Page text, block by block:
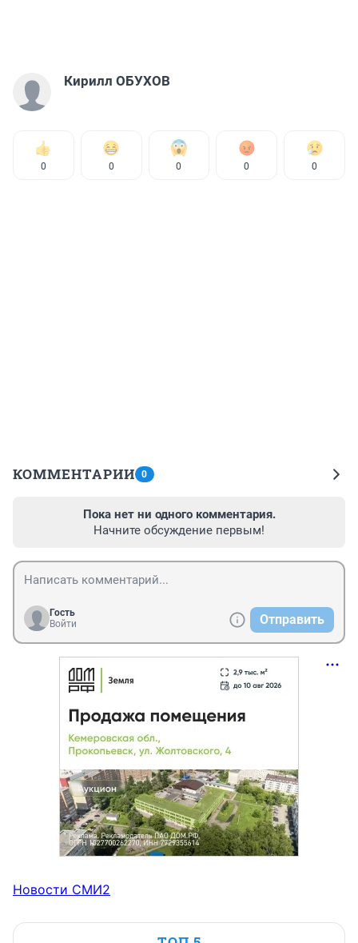
Кирилл ОБУХОВ
0 0 0 0 0
КОММЕНТАРИИ 0
Пока нет ни одного комментария.
Начните обсуждение первым!
Гость
Войти
Отправить
Новости СМИ2